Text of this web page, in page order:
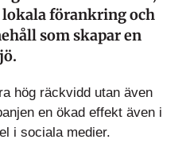
förankring och
som skapar en
hög räckvidd utan även
en ökad effekt även i
i sociala medier.